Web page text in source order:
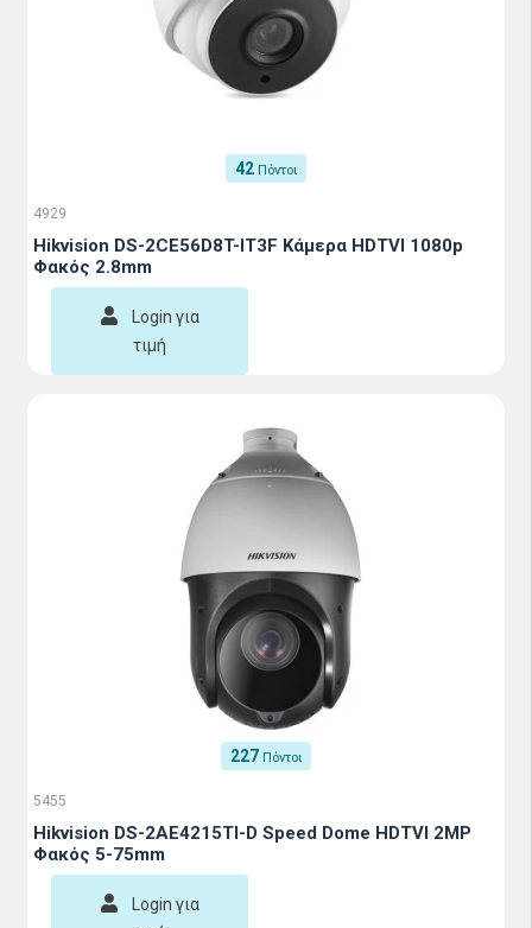
42 Πόντοι
4929
Hikvision DS-2CE56D8T-IT3F Κάμερα HDTVI 1080p
Φακός 2.8mm
Login για
τιμή
227 Πόντοι
5455
Hikvision DS-2AE4215TI-D Speed Dome HDTVI 2MP
Φακός 5-75mm
Login για